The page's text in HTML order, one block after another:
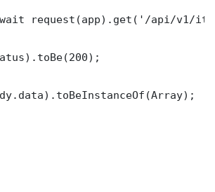
request(app).get('/api/v1/